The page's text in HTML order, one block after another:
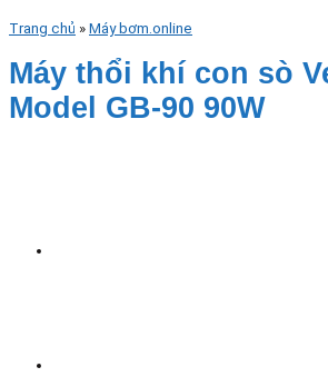
Trang chủ » Máy bơm.online
Máy thổi khí con sò
Model GB-90 90W